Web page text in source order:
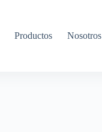
Productos Nosotros